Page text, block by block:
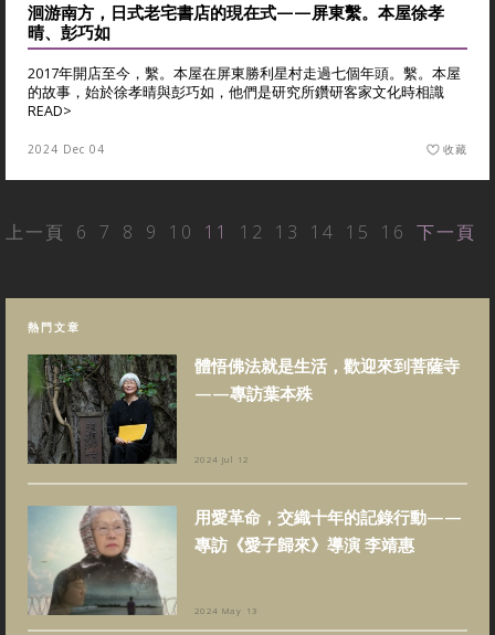
洄游南方，日式老宅書店的現在式——屏東繫。本屋徐孝
晴、彭巧如
2017年開店至今，繫。本屋在屏東勝利星村走過七個年頭。繫。本屋
的故事，始於徐孝晴與彭巧如，他們是研究所鑽研客家文化時相識
READ>
2024 Dec 04 收藏
上一頁 6 7 8 9 10 11 12 13 14 15 16 下一頁
熱門文章
體悟佛法就是生活，歡迎來到菩薩寺
——專訪葉本殊
2024 Jul 12
用愛革命，交織十年的記錄行動——
專訪《愛子歸來》導演 李靖惠
2024 May 13